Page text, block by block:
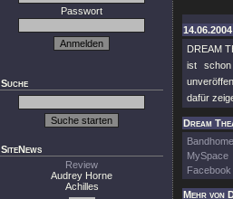
Passwort
Suche
SiteNews
Review
Audrey Horne
Achilles
DREAM
ist
dafür
Dream
MySpace
Facebook
Mehr von